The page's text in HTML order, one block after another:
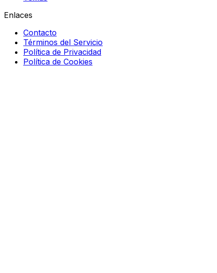
Enlaces
Contacto
Términos del Servicio
Política de Privacidad
Política de Cookies